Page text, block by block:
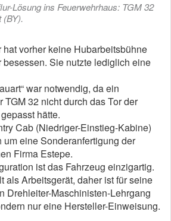
Lösung ins Feuerwehrhaus: TGM 32
(BY).
vorher keine Hubarbeitsbühne
besessen. Sie nutzte lediglich eine
war notwendig, da ein
TGM 32 nicht durch das Tor der
hätte.
Cab (Niedriger-Einstieg-Kabine)
um eine Sonderanfertigung der
Firma Estepe.
ist das Fahrzeug einzigartig.
als Arbeitsgerät, daher ist für seine
Drehleiter-Maschinisten-Lehrgang
nur eine Hersteller-Einweisung.